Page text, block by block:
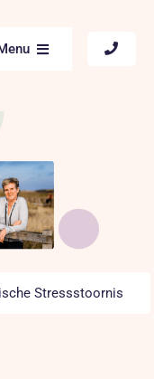
Stressstoornis